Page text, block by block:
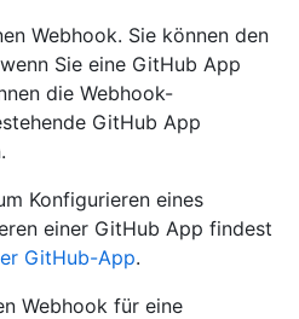
Webhook. Sie können den
Sie eine GitHub App
die Webhook-
GitHub App
Konfigurieren eines
einer GitHub App findest
GitHub-App.
Webhook für eine